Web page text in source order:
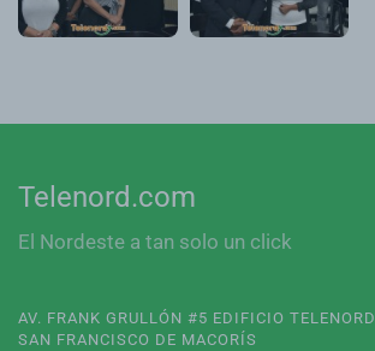
Telenord.com
El Nordeste a tan solo un click
AV. FRANK GRULLÓN #5 EDIFICIO TELENORD
SAN FRANCISCO DE MACORÍS